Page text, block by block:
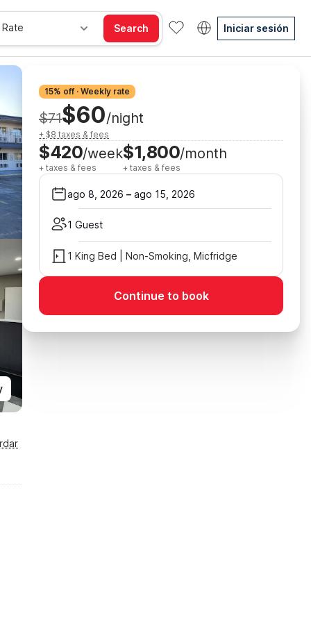
Search Iniciar sesión
15% off · Weekly rate
$71$60/night
+ $8 taxes & fees
$420/week
+ taxes & fees
$1,800/month
+ taxes & fees
ago 8, 2026 – ago 15, 2026
1 Guest
1 King Bed | Non-Smoking, Micfridge
Continue to book